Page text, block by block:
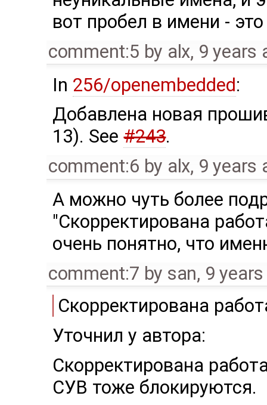
вот пробел в имени -
comment:5 by alx, 9 years
In 256/openembedded:
Добавлена новая
13). See#243.
comment:6 by alx, 9 years
А можно чуть более
"Скорректирована
очень понятно, что
comment:7 by san, 9
Скорректирована
Уточнил у автора:
Скорректирована
СУВ тоже блокируются.